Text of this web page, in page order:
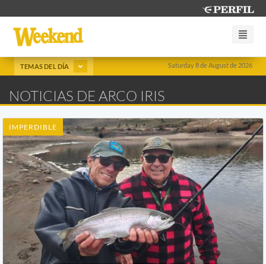
Saturday 8 de August de 2026
TEMAS DEL DÍA
NOTICIAS DE ARCO IRIS
IMPERDIBLE